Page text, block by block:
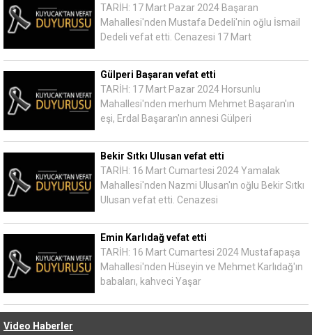
TARİH: 17 Mart Pazar 2024 Başaran
Mahallesi'nden Mustafa Dedeli'nin oğlu İsmail
Dedeli vefat etti. Cenazesi 17 Mart
Gülperi Başaran vefat etti
TARİH: 17 Mart Pazar 2024 Horsunlu
Mahallesi'nden merhum Mehmet Başaran'ın
eşi, Erdal Başaran'ın annesi Gülperi
Bekir Sıtkı Ulusan vefat etti
TARİH: 16 Mart Cumartesi 2024 Yamalak
Mahallesi'nden Nazmi Ulusan'ın oğlu Bekir Sıtkı
Ulusan vefat etti. Cenazesi
Emin Karlıdağ vefat etti
TARİH: 16 Mart Cumartesi 2024 Mustafapaşa
Mahallesi'nden Hüseyin ve Mehmet Karlıdağ'ın
babaları, kahveci Yaşar
Video Haberler